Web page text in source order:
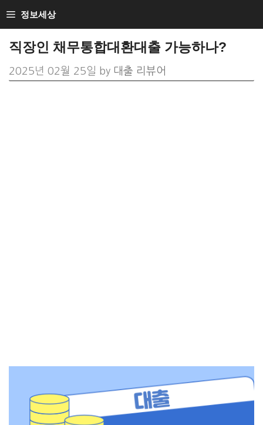
Skip
to
content
정보세상
직장인 채무통합대환대출 가능하나?
2025년 02월 25일 by 대출 리뷰어